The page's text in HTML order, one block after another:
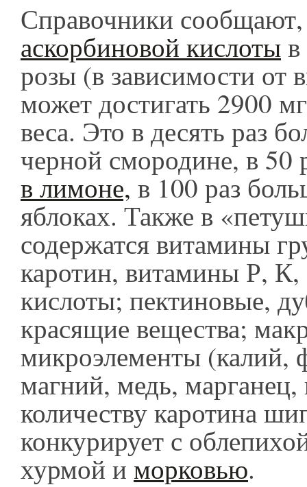
Справочники
аскорбиновой кислоты
розы (в зависимости от
может достигать 2900
веса. Это в десять раз
черной смородине, в 50
в лимоне, в 100 раз
яблоках. Также в
содержатся витамины
каротин, витамины Р, К,
кислоты; пектиновые,
красящие вещества;
микроэлементы (калий,
магний, медь,
количеству каротина
конкурирует с
хурмой иморковью.